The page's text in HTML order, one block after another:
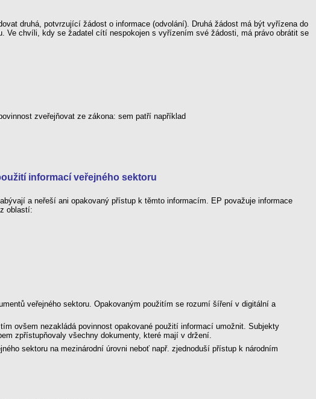
druhá, potvrzující žádost o informace (odvolání). Druhá žádost má být vyřízena do
Ve chvíli, kdy se žadatel cítí nespokojen s vyřízením své žádosti, má právo obrátit se
zveřejňovat ze zákona: sem patří například
informací veřejného sektoru
a neřeší ani opakovaný přístup k těmto informacím. EP považuje informace
oblastí:
veřejného sektoru. Opakovaným použitím se rozumí šíření v digitální a
ovšem nezakládá povinnost opakované použití informací umožnit. Subjekty
zpřístupňovaly všechny dokumenty, které mají v držení.
sektoru na mezinárodní úrovni neboť např. zjednoduší přístup k národním